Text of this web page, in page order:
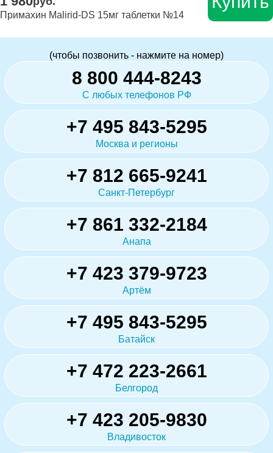
Примахин Malirid-DS 15мг таблетки №14
(чтобы позвонить - нажмите на номер)
8 800 444-8243
С любых телефонов РФ
+7 495 843-5295
Москва и регионы
+7 812 665-9241
Санкт-Петербург
+7 861 332-2184
Анапа
+7 423 379-9723
Артём
+7 495 843-5295
Батайск
+7 472 223-2661
Белгород
+7 423 205-9830
Владивосток